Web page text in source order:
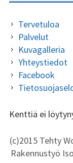
Tervetuloa
Palvelut
Kuvagalleria
Yhteystiedot
Facebook
Kenttiä ei
(c)2015 Tehty
Rakennustyö